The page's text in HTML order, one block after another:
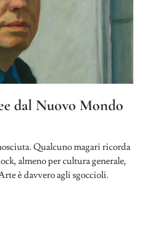
dal Nuovo Mondo
Qualcuno magari ricorda
almeno per cultura generale,
è davvero agli sgoccioli.